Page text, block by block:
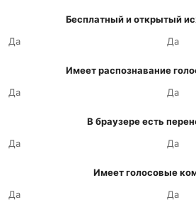
Бесплатный и открытый
Да
Да
Имеет распознавание
Да
Да
В браузере есть
Да
Да
Имеет голосовые
Да
Да